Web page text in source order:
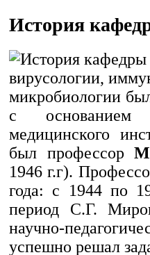
История
микробиологии
с основанием
медицинского
был профессор
1946 г.г).
года: с 1944 по
период С.Г.
научно-
успешно решал